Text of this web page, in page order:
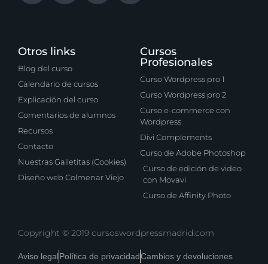
Otros links
Blog del curso
Calendario de cursos
Explicación del curso
Comentarios de alumnos
Recursos
Contacto
Nuestras Galletitas (Cookies)
Diseño web Colmenar Viejo
Cursos
Profesionales
Curso Wordpress pro 1
Curso Wordpress pro 2
Curso e-commerce con
Wordpress
Divi Complements
Curso de Adobe Photoshop
Curso de edición de video
con Movavi
Curso de Affinity Photo
Copyright © 2019 cursoswordpressmadrid.com
Aviso legalPolítica de privacidadCambios y devoluciones